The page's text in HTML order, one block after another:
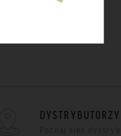
DYSTRYBUTORZY